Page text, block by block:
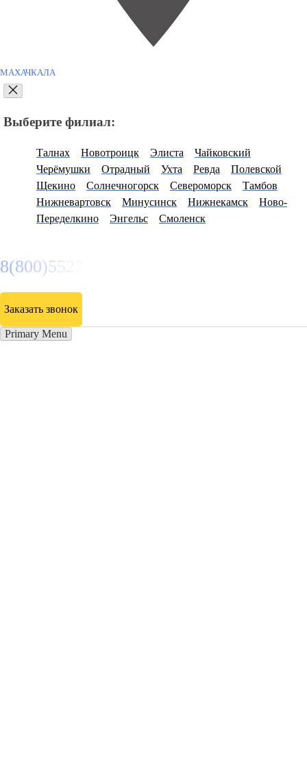
МАХАЧКАЛА
Выберите филиал:
Талнах Новотроицк Элиста
Чайковский
Черёмушки
Отрадный Ухта Ревда
Полевской
Щекино
Солнечногорск Североморск
Тамбов
Нижневартовск
Минусинск Нижнекамск
Ново-
Переделкино
Энгельс Смоленск
8(800)5527584
Заказать звонок
Primary Menu